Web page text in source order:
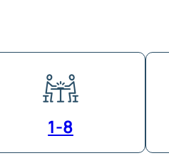
1-8